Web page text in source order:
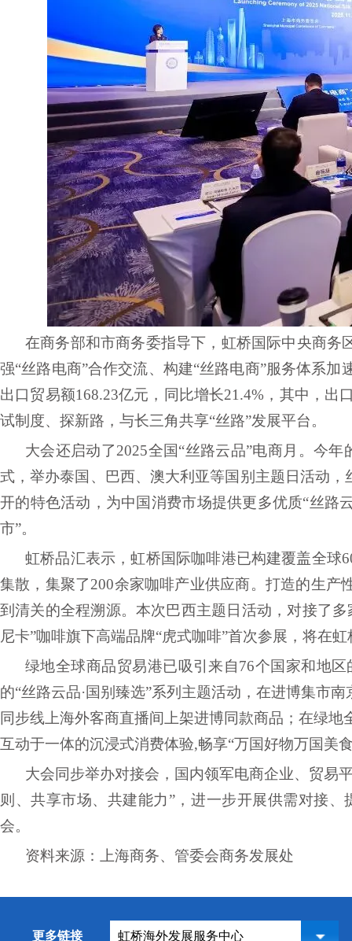
在商务部和市商务委指导下，虹桥国际中央商务
强“丝路电商”合作交流、构建“丝路电商”服务体系加
出口贸易额168.23亿元，同比增长21.4%，其中，出
试制度、探新路，与长三角共享“丝路”发展平台。
大会还启动了2025全国“丝路云品”电商月 。今年
式，举办泰国、巴西、澳大利亚等国别主题日活动
开的特色活动，为中国消费市场提供更多优质“丝路
市”。
虹桥品汇表示，虹桥国际咖啡港已构建覆盖全球
集散，集聚了200余家咖啡产业供应商。打造的生产
到清关的全程溯源。本次巴西主题日活动，对接了
尼卡”咖啡旗下高端品牌“虎式咖啡”首次参展，将在
绿地全球商品贸易港已吸引来自76个国家和地
的“丝路云品·国别臻选”系列主题活动，在进博集市
同步线上海外客商直播间上架进博同款商品；在绿地
互动于一体的沉浸式消费体验,畅享“万国好物万国美
大会同步举办对接会 ，国内领军电商企业、贸易
则、共享市场、共建能力”，进一步开展供需对接
会。
资料来源：上海商务、管委会商务发展处
更多链接